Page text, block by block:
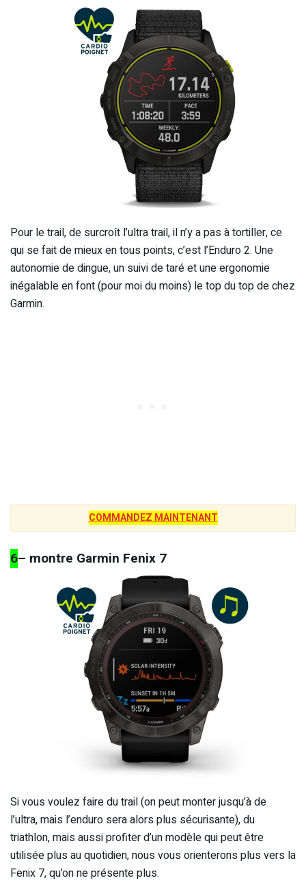
Pour le trail, de surcroît l’ultra trail, il n’y a pas à tortiller, ce
qui se fait de mieux en tous points, c’est l’Enduro 2. Une
autonomie de dingue, un suivi de taré et une ergonomie
inégalable en font (pour moi du moins) le top du top de chez
Garmin.
COMMANDEZ MAINTENANT
6– montre Garmin Fenix 7
Si vous voulez faire du trail (on peut monter jusqu’à de
l’ultra, mais l’enduro sera alors plus sécurisante), du
triathlon, mais aussi profiter d’un modèle qui peut être
utilisée plus au quotidien, nous vous orienterons plus vers la
Fenix 7, qu’on ne présente plus.